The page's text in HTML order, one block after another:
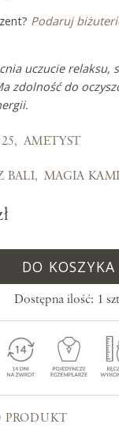
Podaruj
uczucie relaksu,
zdolność do
AMETYST
BALI MAGIA
DO KOSZYKA
Dostępna ilość: 1
PRODUKT